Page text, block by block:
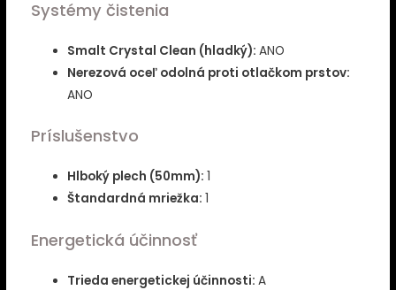
Systémy čistenia
Smalt Crystal Clean (hladký): ANO
Nerezová oceľ odolná proti otlačkom prstov:
ANO
Príslušenstvo
Hlboký plech (50mm): 1
Štandardná mriežka: 1
Energetická účinnosť
Trieda energetickej účinnosti: A